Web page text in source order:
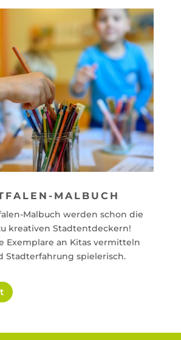
MALBUCH
Malbuch werden schon die
kreativen Stadtentdeckern!
Exemplare an Kitas vermitteln
Stadterfahrung spielerisch.